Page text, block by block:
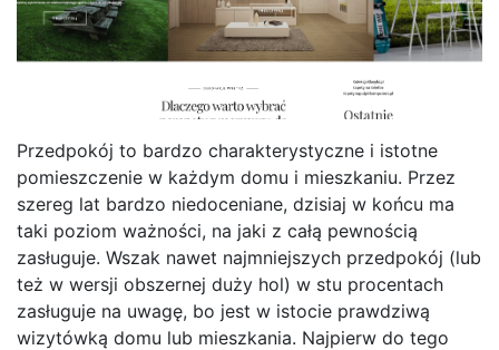
Przedpokój to bardzo charakterystyczne i istotne
pomieszczenie w każdym domu i mieszkaniu. Przez
szereg lat bardzo niedoceniane, dzisiaj w końcu ma
taki poziom ważności, na jaki z całą pewnością
zasługuje. Wszak nawet najmniejszych przedpokój (lub
też w wersji obszernej duży hol) w stu procentach
zasługuje na uwagę, bo jest w istocie prawdziwą
wizytówką domu lub mieszkania. Najpierw do tego